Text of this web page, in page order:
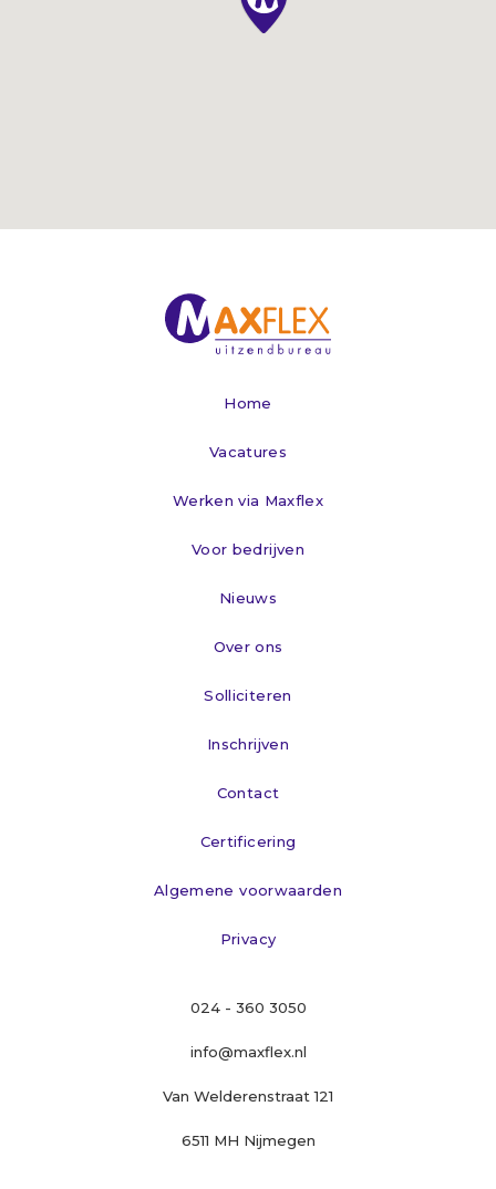
Home
Vacatures
Werken via Maxflex
Voor bedrijven
Nieuws
Over ons
Solliciteren
Inschrijven
Contact
Certificering
Algemene voorwaarden
Privacy
024 - 360 3050
info@maxflex.nl
Van Welderenstraat 121
6511 MH Nijmegen